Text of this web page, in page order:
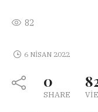
82
6 NISAN 2022
0
SHARE